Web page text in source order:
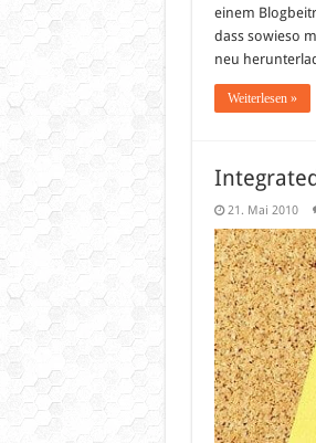
einem
dass sowieso
neu
Weiterlesen »
21. Mai 2010